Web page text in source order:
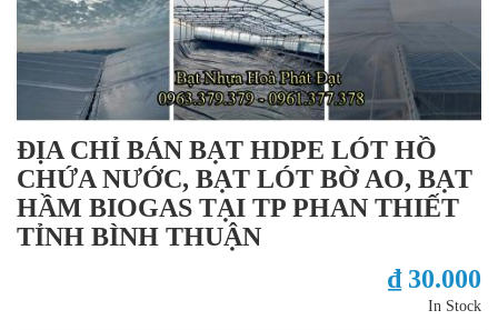
ĐỊA CHỈ BÁN BẠT HDPE LÓT HỒ
CHỨA NƯỚC, BẠT LÓT BỜ AO, BẠT
HẦM BIOGAS TẠI TP PHAN THIẾT
TỈNH BÌNH THUẬN
₫ 30.000
In Stock